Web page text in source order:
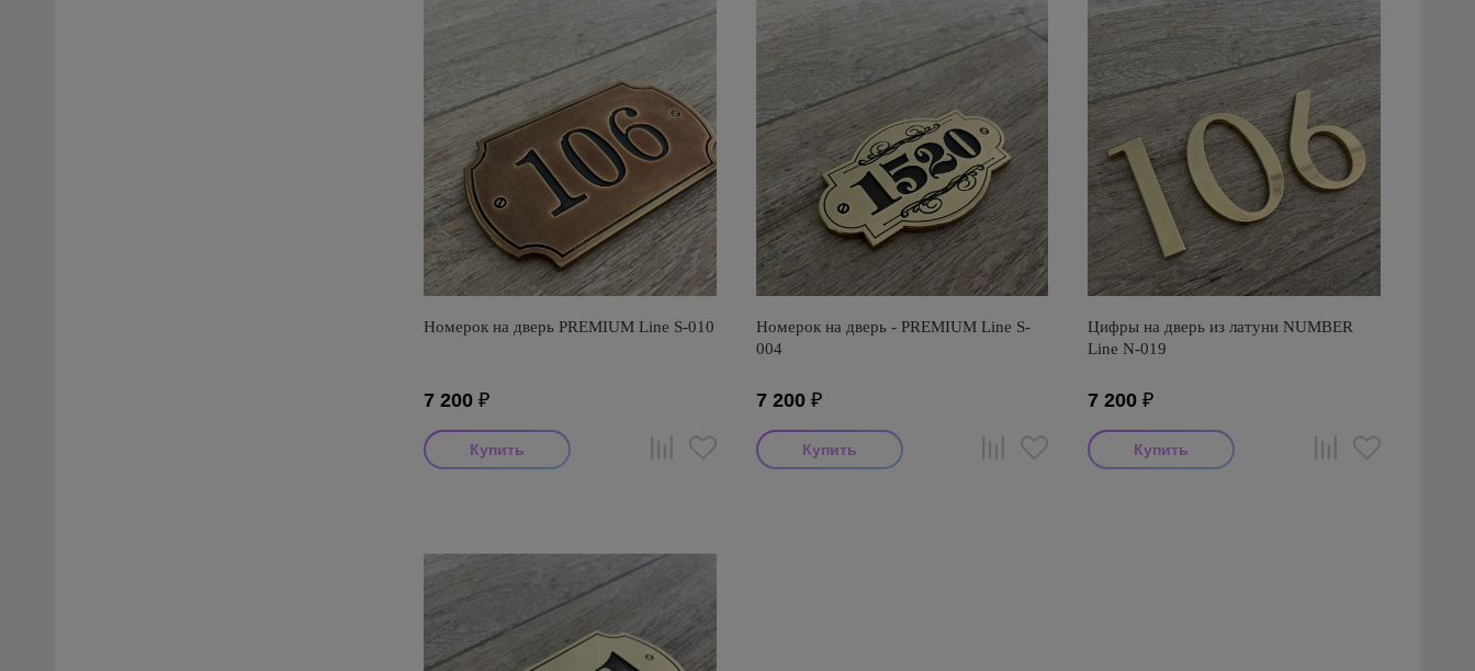
Номерок на дверь PREMIUM Line S-010
7 200 ₽
Номерок на дверь - PREMIUM Line S-
004
7 200₽
Цифры на дверь из латуни NUMBER
Line N-019
7 200 ₽